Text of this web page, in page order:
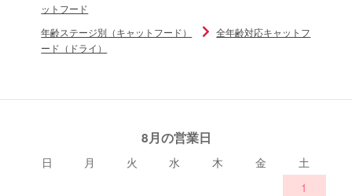
ットフード
年齢ステージ別（キャットフード）
全年齢対応キャットフ
ード（ドライ）
8月の営業日
日 月 火 水 木 金
土
1